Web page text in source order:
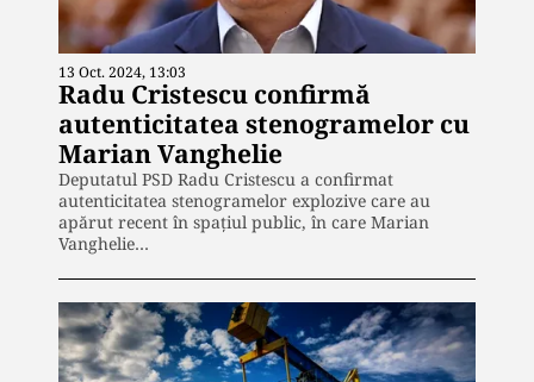
13 Oct. 2024, 13:03
Radu Cristescu confirmă
autenticitatea stenogramelor cu
Marian Vanghelie
Deputatul PSD Radu Cristescu a confirmat
autenticitatea stenogramelor explozive care au
apărut recent în spațiul public, în care Marian
Vanghelie…